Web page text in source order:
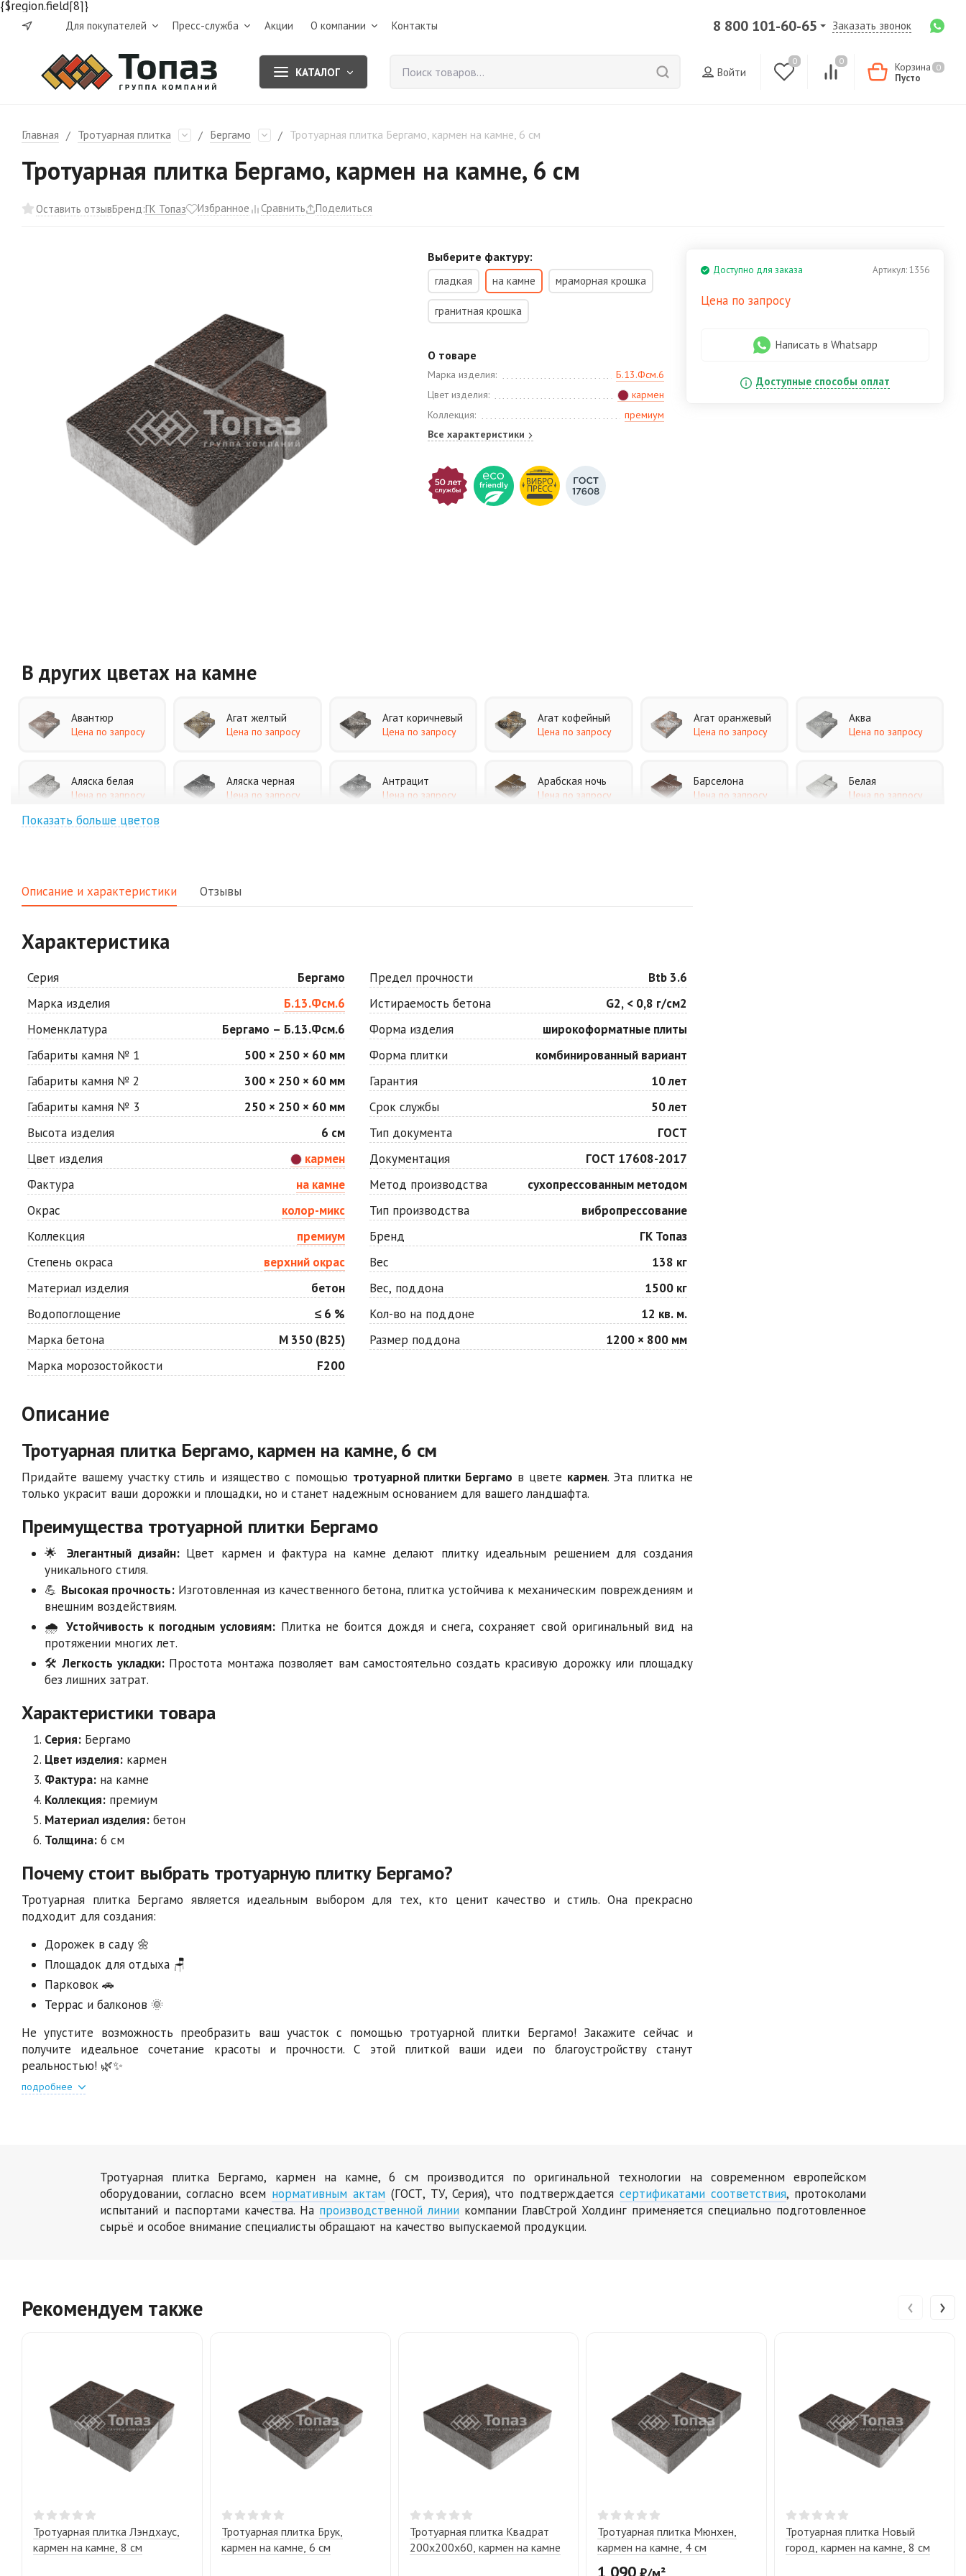
{$region.field[8]}
Для покупателей Пресс-служба Акции О компании Контакты 8 800 101-60-65 Заказать звонок
КАТАЛОГ Войти
0 0 Корзина 0
Пусто
Главная / Тротуарная плитка / Бергамо / Тротуарная плитка Бергамо, кармен на камне, 6 см
Тротуарная плитка Бергамо, кармен на камне, 6 см
Оставить отзывБренд:ГК Топаз Избранное Сравнить Поделиться
Выберите фактуру:
гладкая на камне мраморная крошка
гранитная крошка
О товаре
Марка изделия:
Б.13.Фсм.6
Цвет изделия:
кармен
Коллекция:
премиум
Все характеристики
Артикул:1356
Доступно для заказа
Цена по запросу
Написать в Whatsapp
Доступные способы оплат
В других цветах на камне
Авантюр
Цена по запросу
Агат желтый
Цена по запросу
Агат коричневый
Цена по запросу
Агат кофейный
Цена по запросу
Агат оранжевый
Цена по запросу
Аква
Цена по запросу
Аляска белая
Цена по запросу
Аляска черная
Цена по запросу
Антрацит
Цена по запросу
Арабская ночь
Цена по запросу
Барселона
Цена по запросу
Белая
Цена по запросу
Клинкер Конго Коричневая Красная
Цена по запросу Цена по запросу Цена по запросу Цена по запросу
Сахара
Цена по запросу
Серая
Цена по запросу
Серо-белая Сомон
Цена по запросу
Цена по запросу Цена по запросу Цена по запросу
Яшма
Показать больше цветов
Описание и характеристики Отзывы
Характеристика
Серия
Бергамо
Марка изделия
Б.13.Фсм.6
Номенклатура
Бергамо – Б.13.Фсм.6
Габариты камня № 1
500 × 250 × 60 мм
Габариты камня № 2
300 × 250 × 60 мм
Габариты камня № 3
250 × 250 × 60 мм
Высота изделия
6 см
Цвет изделия
кармен
Фактура
на камне
Окрас
колор-микс
Коллекция
премиум
Степень окраса
верхний окрас
Материал изделия
бетон
Водопоглощение
≤ 6 %
Марка бетона
М 350 (В25)
Марка морозостойкости
F200
Предел прочности
Btb 3.6
Истираемость бетона
G2, < 0,8 г/см2
Форма изделия
широкоформатные плиты
Форма плитки
комбинированный вариант
Гарантия
10 лет
Срок службы
50 лет
Тип документа
ГОСТ
Документация
ГОСТ 17608-2017
Метод производства
сухопрессованным методом
Тип производства
вибропрессование
Бренд
ГК Топаз
Вес
138 кг
Вес, поддона
1500 кг
Кол-во на поддоне
12 кв. м.
Размер поддона
1200 × 800 мм
Описание
Тротуарная плитка Бергамо, кармен на камне, 6 см
Придайте вашему участку стиль и изящество с помощью тротуарной плитки Бергамо в цвете кармен. Эта плитка не
только украсит ваши дорожки и площадки, но и станет надежным основанием для вашего ландшафта.
Преимущества тротуарной плитки Бергамо
🌟Элегантный дизайн:Цвет кармен и фактура на камне делают плитку идеальным решением для создания
уникального стиля.
💪 Высокая прочность:Изготовленная из качественного бетона, плитка устойчива к механическим повреждениям и
внешним воздействиям.
🌧️ Устойчивость к погодным условиям:Плитка не боится дождя и снега, сохраняет свой оригинальный вид на
протяжении многих лет.
🛠️Легкость укладки:Простота монтажа позволяет вам самостоятельно создать красивую дорожку или площадку
без лишних затрат.
Характеристики товара
Серия: Бергамо
Цвет изделия: кармен
Фактура: на камне
Коллекция: премиум
Материал изделия: бетон
Толщина: 6 см
Почему стоит выбрать тротуарную плитку Бергамо?
Тротуарная плитка Бергамо является идеальным выбором для тех, кто ценит качество и стиль. Она прекрасно
подходит для создания:
Дорожек в саду 🌼
Площадок для отдыха 🪑
Парковок 🚗
Террас и балконов 🌞
Не упустите возможность преобразить ваш участок с помощью тротуарной плитки Бергамо! Закажите сейчас и
получите идеальное сочетание красоты и прочности. С этой плиткой ваши идеи по благоустройству станут
реальностью! 🌿✨
подробнее
Тротуарная плитка Бергамо, кармен на камне, 6 см производится по оригинальной технологии на современном европейском
оборудовании, согласно всем нормативным актам(ГОСТ, ТУ, Серия), что подтверждаетсясертификатами соответствия, протоколами
испытаний и паспортами качества. На производственной линии компании ГлавСтрой Холдинг применяется специально подготовленное
сырьё и особое внимание специалисты обращают на качество выпускаемой продукции.
Рекомендуем также
Тротуарная плитка Лэндхаус,
кармен на камне, 8 см
Тротуарная плитка Брук,
кармен на камне, 6 см
Тротуарная плитка Квадрат
200х200х60, кармен на камне
Тротуарная плитка Мюнхен,
кармен на камне, 4 см
1 090
Тротуарная плитка Новый
город, кармен на камне, 8 см
‹ ›